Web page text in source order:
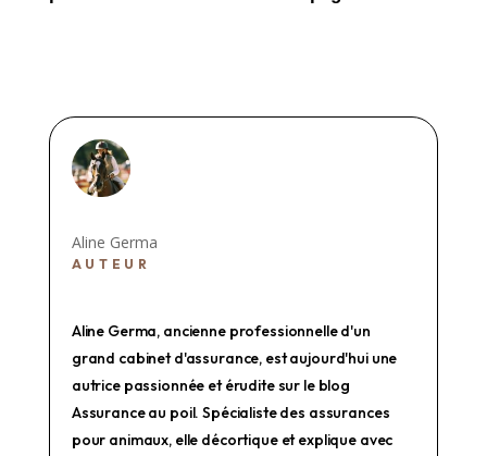
Aline Germa
AUTEUR
Aline Germa, ancienne professionnelle d'un
grand cabinet d'assurance, est aujourd'hui une
autrice passionnée et érudite sur le blog
Assurance au poil. Spécialiste des assurances
pour animaux, elle décortique et explique avec